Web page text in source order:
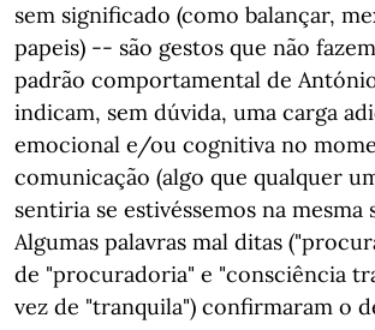
sem significado (como balançar,
papeis) -- são gestos que não
padrão comportamental de
indicam, sem dúvida, uma carga
emocional e/ou cognitiva no
comunicação (algo que qualquer
sentiria se estivéssemos na mesma
Algumas palavras mal ditas
de "procuradoria" e "consciência
vez de "tranquila") confirmaram o